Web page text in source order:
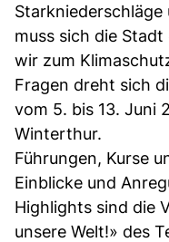
muss sich die
wir zum
Fragen dreht sich
vom 5. bis 13. Juni
Winterthur.
Führungen, Kurse
Einblicke und
Highlights sind die
unsere Welt!» des